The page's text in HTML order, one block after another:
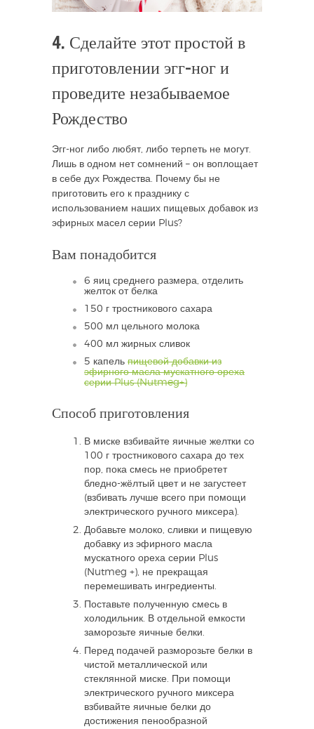
4. Сделайте этот простой в
приготовлении эгг-ног и
проведите незабываемое
Рождество
Эгг-ног либо любят, либо терпеть не могут.
Лишь в одном нет сомнений – он воплощает
в себе дух Рождества. Почему бы не
приготовить его к празднику с
использованием наших пищевых добавок из
эфирных масел серии Plus?
Вам понадобится
6 яиц среднего размера, отделить
желток от белка
150 г тростникового сахара
500 мл цельного молока
400 мл жирных сливок
5 капель пищевой добавки из
эфирного масла мускатного ореха
серии Plus (Nutmeg+)
Способ приготовления
В миске взбивайте яичные желтки со
100 г тростникового сахара до тех
пор, пока смесь не приобретет
бледно-жёлтый цвет и не загустеет
(взбивать лучше всего при помощи
электрического ручного миксера).
Добавьте молоко, сливки и пищевую
добавку из эфирного масла
мускатного ореха серии Plus
(Nutmeg +), не прекращая
перемешивать ингредиенты.
Поставьте полученную смесь в
холодильник. В отдельной емкости
заморозьте яичные белки.
Перед подачей разморозьте белки в
чистой металлической или
стеклянной миске. При помощи
электрического ручного миксера
взбивайте яичные белки до
достижения пенообразной